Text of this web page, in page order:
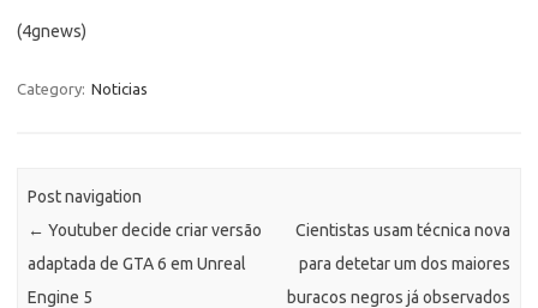
(4gnews)
Category: Noticias
Post navigation
← Youtuber decide criar versão
adaptada de GTA 6 em Unreal
Engine 5
Cientistas usam técnica nova
para detetar um dos maiores
buracos negros já observados